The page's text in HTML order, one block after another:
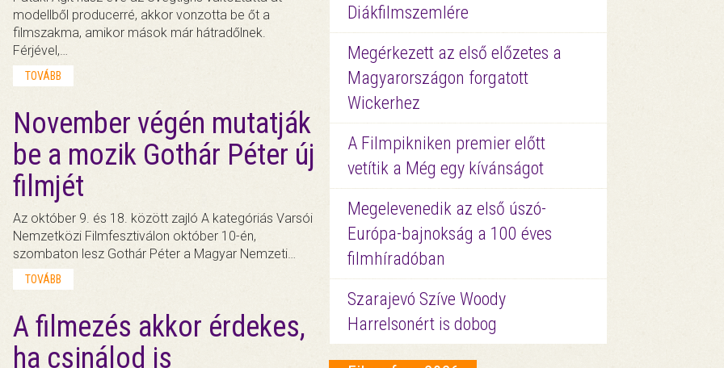
modellből producerré, akkor vonzotta be őt a
filmszakma, amikor mások már hátradőlnek.
Férjével,…
TOVÁBB
November végén mutatják
be a mozik Gothár Péter új
filmjét
Az október 9. és 18. között zajló A kategóriás Varsói
Nemzetközi Filmfesztiválon október 10-én,
szombaton lesz Gothár Péter a Magyar Nemzeti…
TOVÁBB
A filmezés akkor érdekes,
ha csinálod is
Diákfilmszemlére
Megérkezett az első előzetes a
Magyarországon forgatott
Wickerhez
A Filmpikniken premier előtt
vetítik a Még egy kívánságot
Megelevenedik az első úszó-
Európa-bajnokság a 100 éves
filmhíradóban
Szarajevó Szíve Woody
Harrelsonért is dobog